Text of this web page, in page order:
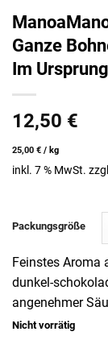
Ganze
Im
12,50 €
25,00 € / kg
inkl. 7 % MwSt.
Packungsgröße
Feinstes Aroma
dunkel-
angenehmer
Nicht vorrätig